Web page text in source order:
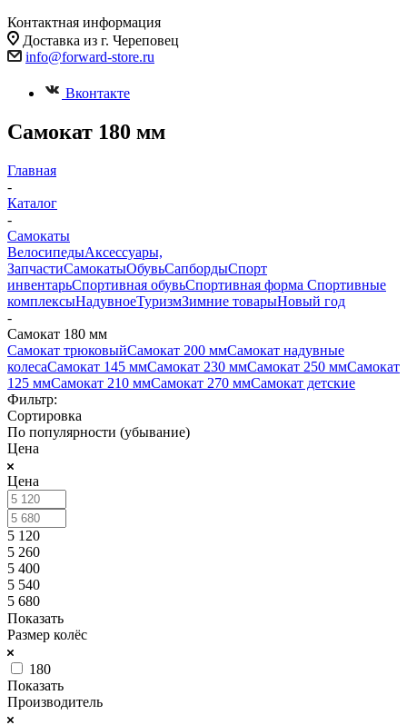
Контактная информация
Доставка из г. Череповец
info@forward-store.ru
Вконтакте
Самокат 180 мм
Главная
-
Каталог
-
Самокаты
ВелосипедыАксессуары,
ЗапчастиСамокатыОбувьСапбордыСпорт
инвентарьСпортивная обувьСпортивная форма Спортивные
комплексыНадувноеТуризмЗимние товарыНовый год
-
Самокат 180 мм
Самокат трюковыйСамокат 200 ммСамокат надувные
колесаСамокат 145 ммСамокат 230 ммСамокат 250 ммСамокат
125 ммСамокат 210 ммСамокат 270 ммСамокат детские
Фильтр:
Сортировка
По популярности (убывание)
Цена
Цена
5 120
5 260
5 400
5 540
5 680
Показать
Размер колёс
180
Показать
Производитель